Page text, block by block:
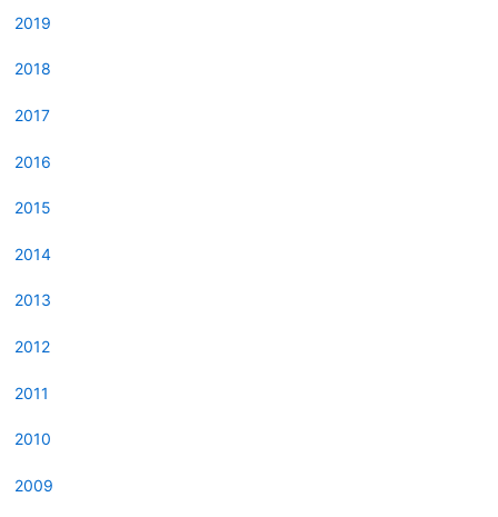
2019
2018
2017
2016
2015
2014
2013
2012
2011
2010
2009